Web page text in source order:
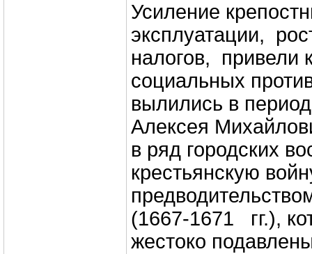
Усиление
эксплуатации,
налогов, привели
социальных
вылились в
Алексея
в ряд городских
крестьянскую
(1667-1671 гг.),
жестоко